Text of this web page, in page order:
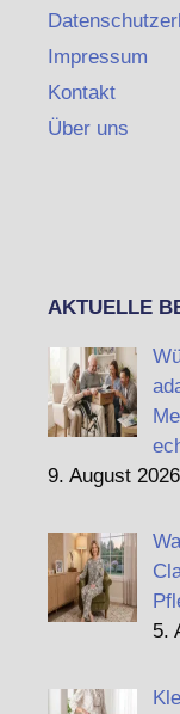
Impressum
Kontakt
Über uns
AKTUELLE
9. August 2026
5.